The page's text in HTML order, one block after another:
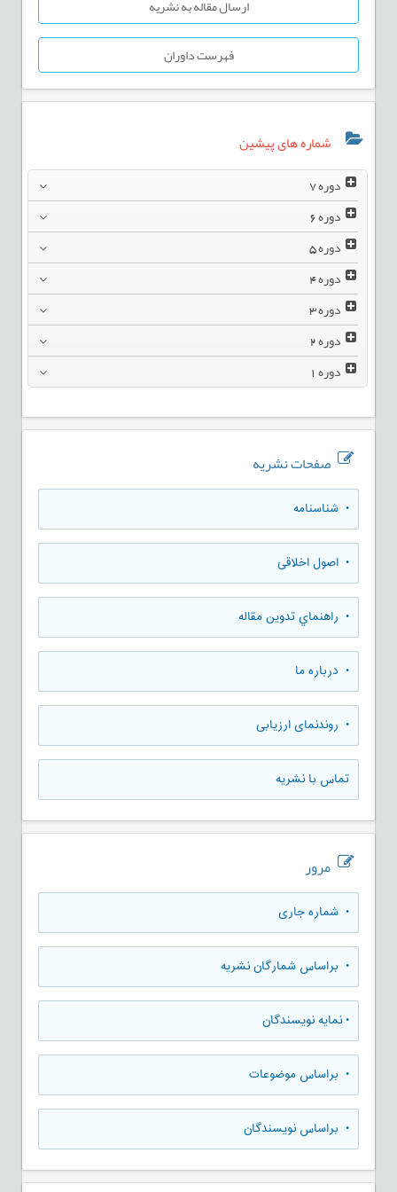
ارسال مقاله به نشریه
فهرست داوران
شماره های پیشین
دوره7
دوره6
دوره5
دوره4
دوره3
دوره2
دوره1
صفحات نشریه
• شناسنامه
• اصول اخلاقی
• راهنماي تدوين مقاله
• درباره ما
• روندنمای ارزيابی
تماس با نشریه
مرور
• شماره جاری
• براساس شمارگان نشریه
•نمایه نویسندگان
• براساس موضوعات
• براساس نویسندگان